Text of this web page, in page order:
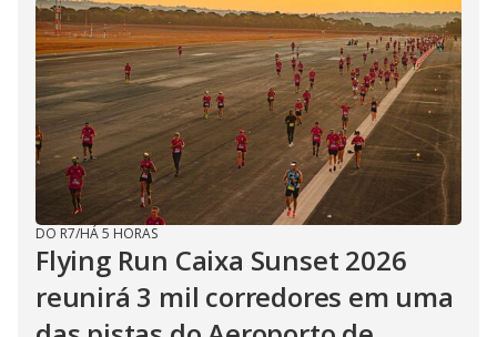
DO R7/HÁ 5 HORAS
Flying Run Caixa Sunset 2026
reunirá 3 mil corredores em uma